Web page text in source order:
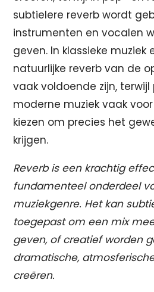
subtielere reverb wordt
instrumenten en vocalen
geven. In klassieke muziek
natuurlijke reverb van de
vaak voldoende zijn, terwijl
moderne muziek vaak
kiezen om precies het
krijgen.
Reverb is een krachtig
fundamenteel onderdeel
muziekgenre. Het kan
toegepast om een mix
geven, of creatief worden
dramatische,
creëren.